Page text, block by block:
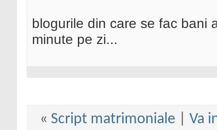
blogurile din care se fac bani
minute pe zi...
« Script matrimoniale
Va